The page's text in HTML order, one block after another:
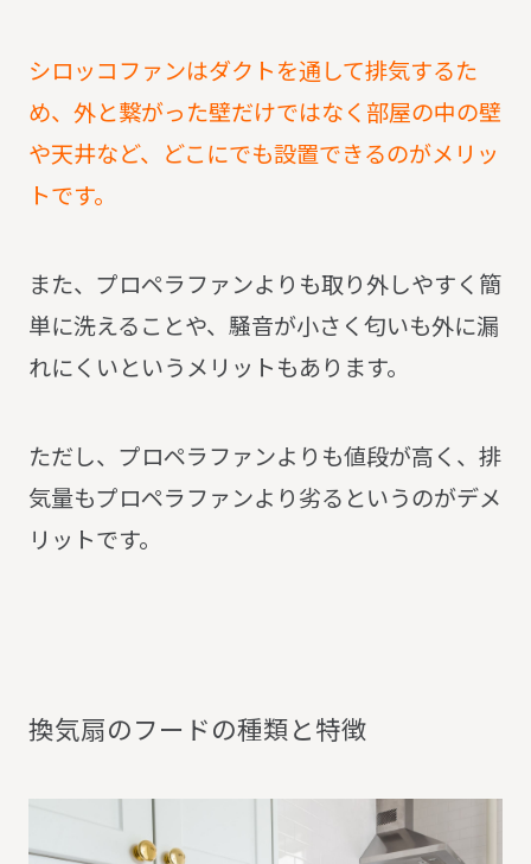
シロッコファンはダクトを通して排気するた
め、外と繋がった壁だけではなく部屋の中の壁
や天井など、どこにでも設置できるのがメリッ
トです。
また、プロペラファンよりも取り外しやすく簡
単に洗えることや、騒音が小さく匂いも外に漏
れにくいというメリットもあります。
ただし、プロペラファンよりも値段が高く、排
気量もプロペラファンより劣るというのがデメ
リットです。
換気扇のフー ドの種類と特徴